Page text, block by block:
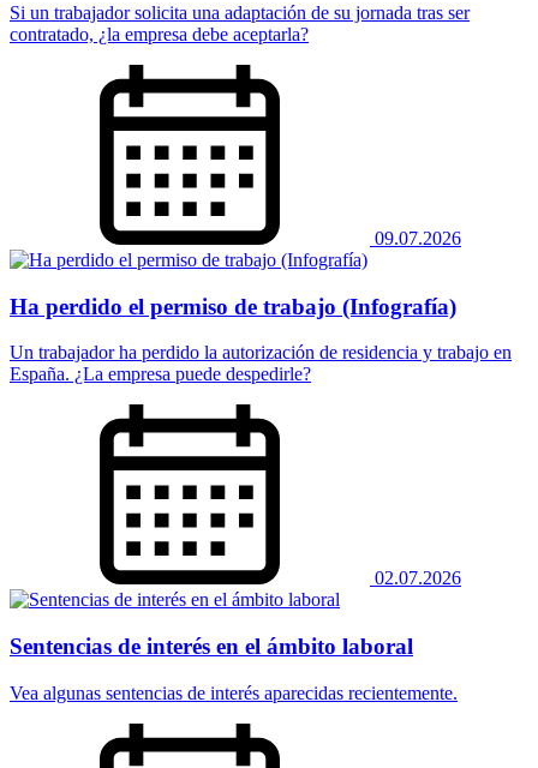
Si un trabajador solicita una adaptación de su jornada tras ser
contratado, ¿la empresa debe aceptarla?
09.07.2026
Ha perdido el permiso de trabajo (Infografía)
Un trabajador ha perdido la autorización de residencia y trabajo en
España. ¿La empresa puede despedirle?
02.07.2026
Sentencias de interés en el ámbito laboral
Vea algunas sentencias de interés aparecidas recientemente.